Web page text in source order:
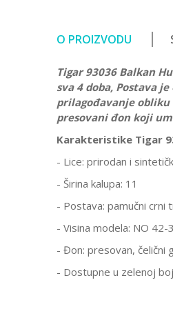
O PROIZVODU
Tigar 93036 Balkan
sva 4 doba, Postava
prilagođavanje
presovani đon koji
Karakteristike Tigar
- Lice: prirodan i
- Širina kalupa: 11
- Postava: pamučni crni
- Visina modela: NO 42-
- Đon: presovan, čelični
- Dostupne u zelenoj